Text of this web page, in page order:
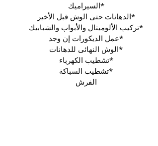
*السيراميك
*الدهانات حتى الوش قبل الأخير
*تركيب الألوميتال والأبواب والشبابيك
*عمل الديكورات إن وجد
*الوش النهائى للدهانات
*تشطيب الكهرباء
*تشطيب السباكة
الفرش